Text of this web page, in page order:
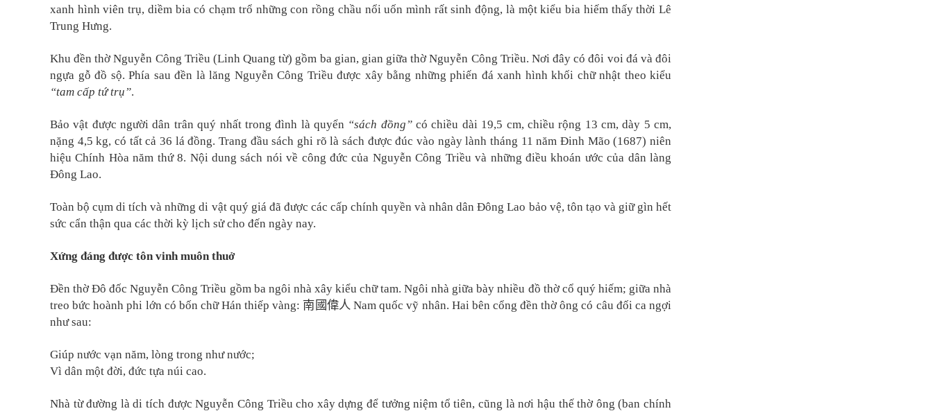
xanh hình viên trụ, diềm bia có chạm trổ những con rồng chầu nổi uốn mình rất sinh động, là một kiểu bia hiếm thấy thời Lê
Trung Hưng.
Khu đền thờ Nguyễn Công Triều (Linh Quang từ) gồm ba gian, gian giữa thờ Nguyễn Công Triều. Nơi đây có đôi voi đá và đôi
ngựa gỗ đồ sộ. Phía sau đền là lăng Nguyễn Công Triều được xây bằng những phiến đá xanh hình khối chữ nhật theo kiểu
“tam cấp tứ trụ”.
Bảo vật được người dân trân quý nhất trong đình là quyển “sách đồng”có chiều dài 19,5 cm, chiều rộng 13 cm, dày 5 cm,
nặng 4,5 kg, có tất cả 36 lá đồng. Trang đầu sách ghi rõ là sách được đúc vào ngày lành tháng 11 năm Đinh Mão (1687) niên
hiệu Chính Hòa năm thứ 8. Nội dung sách nói về công đức của Nguyễn Công Triều và những điều khoán ước của dân làng
Đông Lao.
Toàn bộ cụm di tích và những di vật quý giá đã được các cấp chính quyền và nhân dân Đông Lao bảo vệ, tôn tạo và giữ gìn hết
sức cẩn thận qua các thời kỳ lịch sử cho đến ngày nay.
Xứng đáng được tôn vinh muôn thuở
Đền thờ Đô đốc Nguyễn Công Triều gồm ba ngôi nhà xây kiểu chữ tam. Ngôi nhà giữa bày nhiều đồ thờ cổ quý hiếm; giữa nhà
treo bức hoành phi lớn có bốn chữ Hán thiếp vàng: 南國偉人 Nam quốc vỹ nhân. Hai bên cổng đền thờ ông có câu đối ca ngợi
như sau:
Giúp nước vạn năm, lòng trong như nước;
Vì dân một đời, đức tựa núi cao.
Nhà từ đường là di tích được Nguyễn Công Triều cho xây dựng để tưởng niệm tổ tiên, cũng là nơi hậu thế thờ ông (ban chính